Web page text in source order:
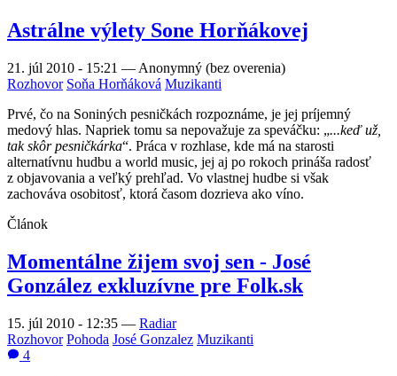
Astrálne výlety Sone Horňákovej
21. júl 2010 - 15:21 — Anonymný (bez overenia)
Rozhovor Soňa Horňáková Muzikanti
Prvé, čo na Soniných pesničkách rozpoznáme, je jej príjemný
medový hlas. Napriek tomu sa nepovažuje za speváčku: „...keď už,
tak skôr pesničkárka“. Práca v rozhlase, kde má na starosti
alternatívnu hudbu a world music, jej aj po rokoch prináša radosť
z objavovania a veľký prehľad. Vo vlastnej hudbe si však
zachováva osobitosť, ktorá časom dozrieva ako víno.
Článok
Momentálne žijem svoj sen - José
González exkluzívne pre Folk.sk
15. júl 2010 - 12:35 — Radiar
Rozhovor Pohoda José Gonzalez Muzikanti
4